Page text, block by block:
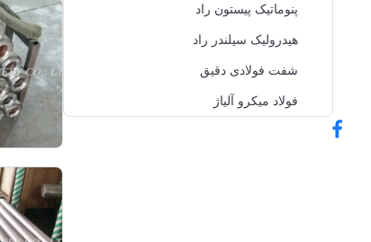
پنوماتیک پیستون راد
هیدرولیک سیلندر راد
شفت فولادی دقیق
فولاد میکرو آلیاژ